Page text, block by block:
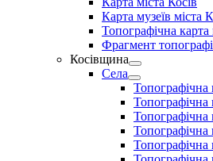
sub
menu
Карта музеїв міста
Топографічна карта
Фрагмент
Косівщина
Show
sub
menu
Села
Show
sub
menu
Топографічна
Топографічна
Топографічна
Топографічна
Топографічна